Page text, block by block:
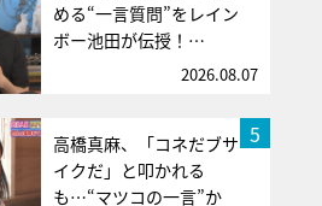
める“一言質問”をレイン
ボー池田が伝授！…
2026.08.07
5
高橋真麻、「コネだブサ
イクだ」と叩かれる
も…“マツコの一言”か